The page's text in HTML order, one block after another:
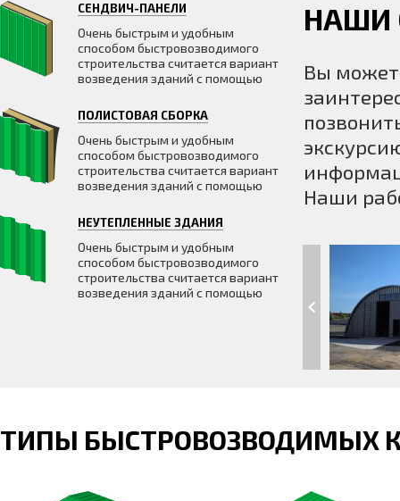
СЕНДВИЧ-ПАНЕЛИ
Очень быстрым и удобным
способом быстровозводимого
строительства считается вариант
возведения зданий с помощью
ПОЛИСТОВАЯ СБОРКА
Очень быстрым и удобным
способом быстровозводимого
строительства считается вариант
возведения зданий с помощью
НЕУТЕПЛЕННЫЕ ЗДАНИЯ
Очень быстрым и удобным
способом быстровозводимого
строительства считается вариант
возведения зданий с помощью
НАШИ
Вы
Наши
ТИПЫ БЫСТРОВОЗВОДИМЫХ